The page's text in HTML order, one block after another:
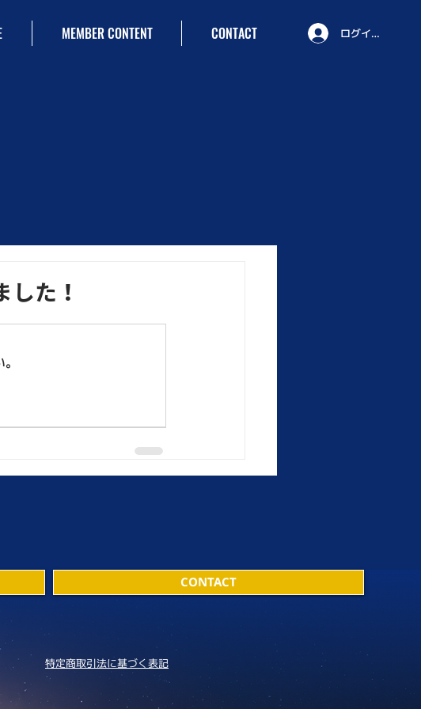
MEMBER CONTENT CONTACT ログイン
した！
CONTACT
特定商取引法に基づく表記